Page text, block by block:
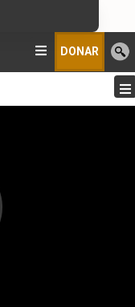
DONAR